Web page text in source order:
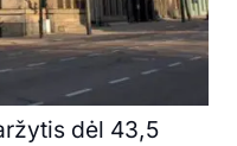
dėl 43,5